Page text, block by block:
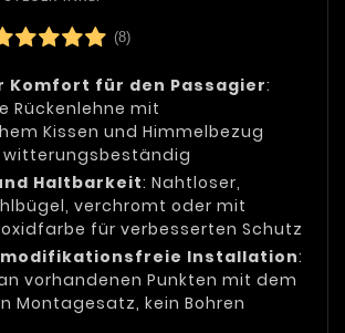
(8)
Komfort für den Passagier:
Rückenlehne mit
Kissen und Himmelbezug
witterungsbeständig
Haltbarkeit: Nahtloser,
verchromt oder mit
für verbesserten Schutz
modifikationsfreie Installation:
vorhandenen Punkten mit dem
Montagesatz, kein Bohren